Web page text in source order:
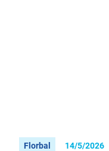
Florbal 14/5/2026